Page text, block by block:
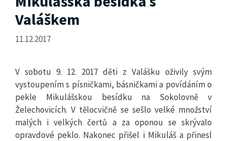
Valáškem
11.12.2017
V sobotu 9. 12. 2017 děti z Valášku oživily svým
vystoupením s písničkami, básničkami a povídáním o
pekle Mikulášskou besídku na Sokolovně v
Želechovicích. V tělocvičně se sešlo velké množství
malých i velkých čertů a za oponou se skrývalo
opravdové peklo. Nakonec přišel i Mikuláš a přinesl